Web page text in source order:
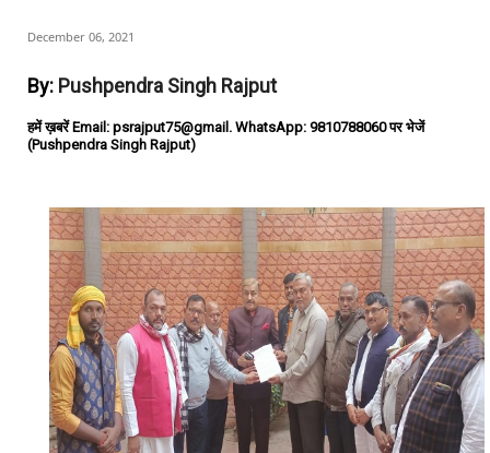
December 06, 2021
By: Pushpendra Singh Rajput
हमें ख़बरें Email: psrajput75@gmail. WhatsApp: 9810788060 पर भेजें
(Pushpendra Singh Rajput)